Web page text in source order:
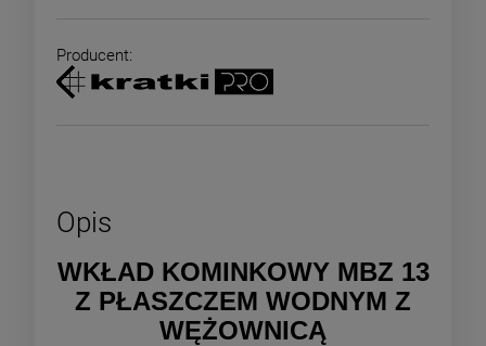
Producent:
Opis
WKŁAD KOMINKOWY MBZ 13
Z PŁASZCZEM WODNYM Z
WĘŻOWNICĄ